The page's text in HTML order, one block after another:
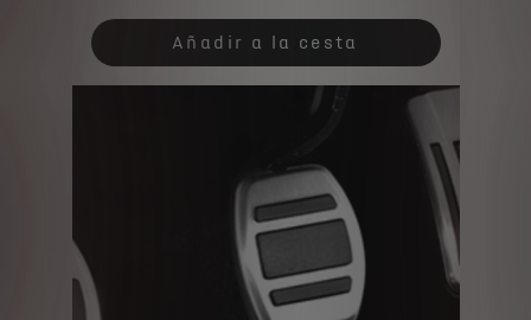
Price
39,25
Quantity
updated
Añadir a la cesta